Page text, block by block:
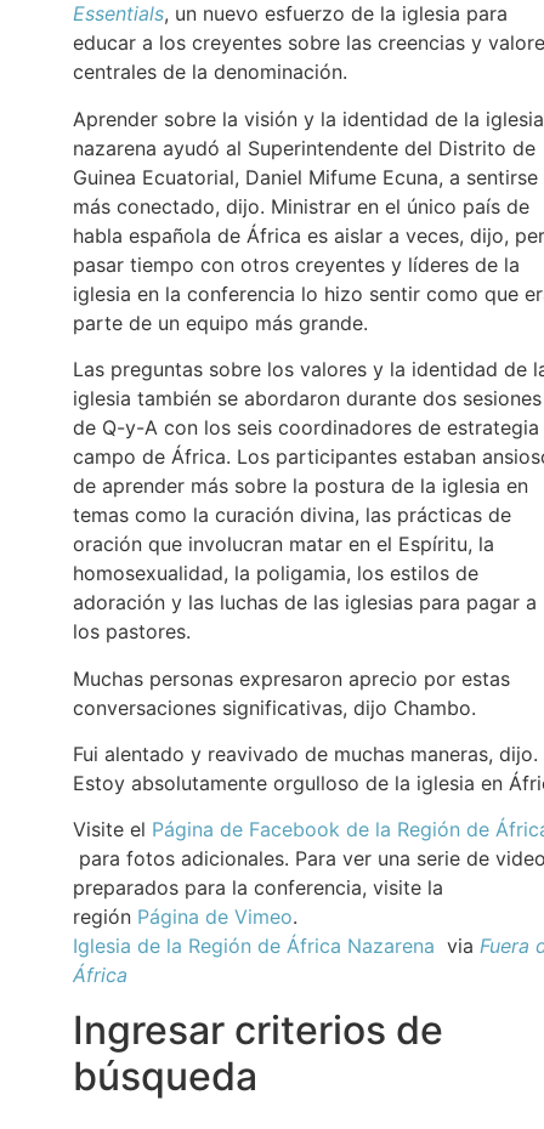
Essentials, un nuevo esfuerzo de la iglesia para
educar a los creyentes sobre las creencias y
centrales de la denominación.
Aprender sobre la visión y la identidad de la iglesia
nazarena ayudó al Superintendente del Distrito de
Guinea Ecuatorial, Daniel Mifume Ecuna, a sentirse
más conectado, dijo. Ministrar en el único país de
habla española de África es aislar a veces, dijo,
pasar tiempo con otros creyentes y líderes de la
iglesia en la conferencia lo hizo sentir como que
parte de un equipo más grande.
Las preguntas sobre los valores y la identidad de
iglesia también se abordaron durante dos sesiones
de Q-y-A con los seis coordinadores de estrategia
campo de África. Los participantes estaban
de aprender más sobre la postura de la iglesia en
temas como la curación divina, las prácticas de
oración que involucran matar en el Espíritu, la
homosexualidad, la poligamia, los estilos de
adoración y las luchas de las iglesias para pagar a
los pastores.
Muchas personas expresaron aprecio por estas
conversaciones significativas, dijo Chambo.
Fui alentado y reavivado de muchas maneras, dijo.
Estoy absolutamente orgulloso de la iglesia en
Visite el Página de Facebook de la Región de
para fotos adicionales. Para ver una serie de
preparados para la conferencia, visite la
región Página de Vimeo.
Iglesia de la Región de África Nazarena via Fuera
África
Ingresar criterios de
búsqueda